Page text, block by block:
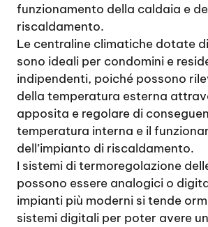
funzionamento della caldaia e
riscaldamento.
Le centraline climatiche dotate
sono ideali per condomini e
indipendenti, poiché possono
della temperatura esterna
apposita e regolare di
temperatura interna e il
dell’impianto di riscaldamento.
I sistemi di termoregolazione
possono essere analogici o
impianti più moderni si tende
sistemi digitali per poter avere